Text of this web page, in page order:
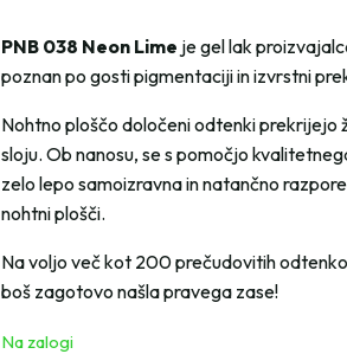
PNB 038 Neon Lime je gel lak
poznan po gosti pigmentaciji in izvrstni
Nohtno ploščo določeni odtenki prekrijejo
sloju. Ob nanosu, se s pomočjo
zelo lepo samoizravna in natančno
nohtni plošči.
Na voljo več kot 200 prečudovitih
boš zagotovo našla pravega zase!
Na zalogi